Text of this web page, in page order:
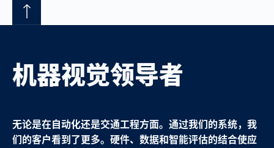
机器视觉领导者
无论是在自动化还是交通工程方面。通过我们的系统，我
们的客户看到了更多。硬件、数据和智能评估的结合使应